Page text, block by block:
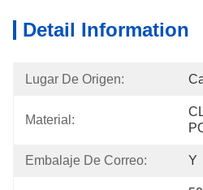
Detail Information
Lugar De Origen:
Material:
Embalaje De Correo: Y